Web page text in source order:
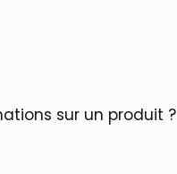
sur un produit ?